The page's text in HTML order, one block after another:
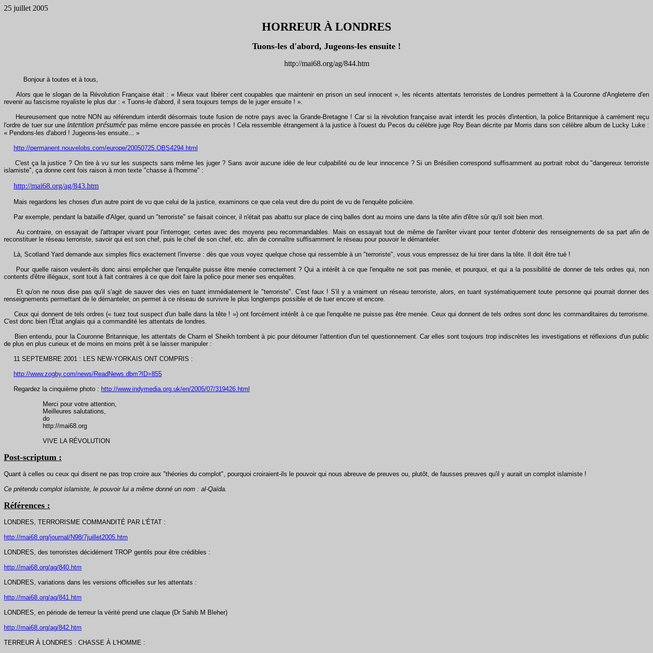
25 juillet 2005
HORREUR À LONDRES
Tuons-les d'abord, Jugeons-les ensuite !
http://mai68.org/ag/844.htm
Bonjour à toutes et à tous,
Alors que le slogan de la Révolution Française était : « Mieux vaut libérer cent coupables que maintenir en prison un seul innocent », les récents attentats terroristes de Londres permettent à la Couronne d'Angleterre d'en
revenir au fascisme royaliste le plus dur : « Tuons-le d'abord, il sera toujours temps de le juger ensuite ! ».
Heureusement que notre NON au référendum interdit désormais toute fusion de notre pays avec la Grande-Bretagne ! Car si la révolution française avait interdit les procès d'intention, la police Britannique à carrément reçu
l'ordre de tuer sur une intention présuméepas même encore passée en procès ! Cela ressemble étrangement à la justice à l'ouest du Pecos du célèbre juge Roy Bean décrite par Morris dans son célèbre album de Lucky Luke :
« Pendons-les d'abord ! Jugeons-les ensuite... »
http://permanent.nouvelobs.com/europe/20050725.OBS4294.html
C'est ça la justice ? On tire à vu sur les suspects sans même les juger ? Sans avoir aucune idée de leur culpabilité ou de leur innocence ? Si un Brésilien correspond suffisamment au portrait robot du "dangereux terroriste
islamiste", ça donne cent fois raison à mon texte "chasse à l'homme" :
http://mai68.org/ag/843.htm
Mais regardons les choses d'un autre point de vu que celui de la justice, examinons ce que cela veut dire du point de vu de l'enquête policière.
Par exemple, pendant la bataille d'Alger, quand un "terroriste" se faisait coincer, il n'était pas abattu sur place de cinq balles dont au moins une dans la tête afin d'être sûr qu'il soit bien mort.
Au contraire, on essayait de l'attraper vivant pour l'interroger, certes avec des moyens peu recommandables. Mais on essayait tout de même de l'arrêter vivant pour tenter d'obtenir des renseignements de sa part afin de
reconstituer le réseau terroriste, savoir qui est son chef, puis le chef de son chef, etc. afin de connaître suffisamment le réseau pour pouvoir le démanteler.
Là, Scotland Yard demande aux simples flics exactement l'inverse : dès que vous voyez quelque chose qui ressemble à un "terroriste", vous vous empressez de lui tirer dans la tête. Il doit être tué !
Pour quelle raison veulent-ils donc ainsi empêcher que l'enquête puisse être menée correctement ? Qui a intérêt à ce que l'enquête ne soit pas menée, et pourquoi, et qui a la possibilité de donner de tels ordres qui, non
contents d'être illégaux, sont tout à fait contraires à ce que doit faire la police pour mener ses enquêtes.
Et qu'on ne nous dise pas qu'il s'agit de sauver des vies en tuant immédiatement le "terroriste". C'est faux ! S'il y a vraiment un réseau terroriste, alors, en tuant systématiquement toute personne qui pourrait donner des
renseignements permettant de le démanteler, on permet à ce réseau de survivre le plus longtemps possible et de tuer encore et encore.
Ceux qui donnent de tels ordres (« tuez tout suspect d'un balle dans la tête ! ») ont forcément intérêt à ce que l'enquête ne puisse pas être menée. Ceux qui donnent de tels ordres sont donc les commanditaires du terrorisme.
C'est donc bien l'État anglais qui a commandité les attentats de londres.
Bien entendu, pour la Couronne Britannique, les attentats de Charm el Sheikh tombent à pic pour détourner l'attention d'un tel questionnement. Car elles sont toujours trop indiscrètes les investigations et réflexions d'un public
de plus en plus curieux et de moins en moins prêt à se laisser manipuler :
11 SEPTEMBRE 2001 : LES NEW-YORKAIS ONT COMPRIS :
http://www.zogby.com/news/ReadNews.dbm?ID=855
Regardez la cinquième photo : http://www.indymedia.org.uk/en/2005/07/319426.html
Merci pour votre attention,
Meilleures salutations,
do
http://mai68.org
VIVE LA RÉVOLUTION
Post-scriptum :
Quant à celles ou ceux qui disent ne pas trop croire aux "théories du complot", pourquoi croiraient-ils le pouvoir qui nous abreuve de preuves ou, plutôt, de fausses preuves qu'il y aurait un complot islamiste !
Ce prétendu complot islamiste, le pouvoir lui a même donné un nom : al-Qaïda.
Références :
LONDRES, TERRORISME COMMANDITÉ PAR L'ÉTAT :
http://mai68.org/journal/N98/7juillet2005.htm
LONDRES, des terroristes décidément TROP gentils pour être crédibles :
http://mai68.org/ag/840.htm
LONDRES, variations dans les versions officielles sur les attentats :
http://mai68.org/ag/841.htm
LONDRES, en période de terreur la vérité prend une claque (Dr Sahib M Bleher)
http://mai68.org/ag/842.htm
TERREUR À LONDRES : CHASSE À L'HOMME :